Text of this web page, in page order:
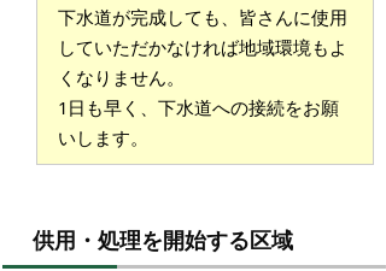
下水道が完成しても、皆さんに使用
していただかなければ地域環境もよ
くなりません。
1日も早く、下水道への接続をお願
いします。
供用・処理を開始する区域